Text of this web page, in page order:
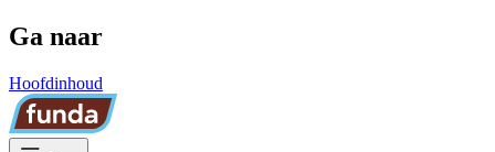
Ga naar
Hoofdinhoud